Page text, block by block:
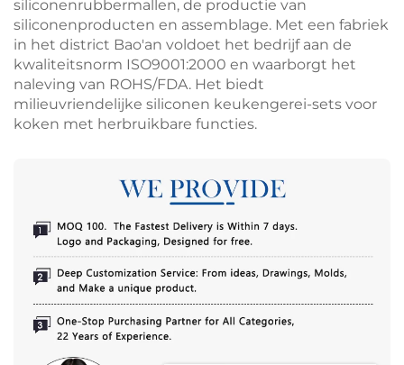
siliconenrubbermallen, de productie van
siliconenproducten en assemblage. Met een fabriek
in het district Bao'an voldoet het bedrijf aan de
kwaliteitsnorm ISO9001:2000 en waarborgt het
naleving van ROHS/FDA. Het biedt
milieuvriendelijke siliconen keukengerei-sets voor
koken met herbruikbare functies.